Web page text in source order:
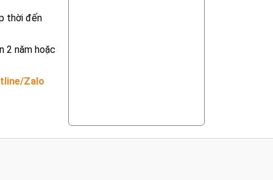
thời đến
2 năm hoặc
Zalo